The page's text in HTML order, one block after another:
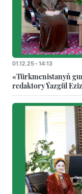
01.12.25 - 14:13
«Türkmenistanyň
redaktory Ýazgül